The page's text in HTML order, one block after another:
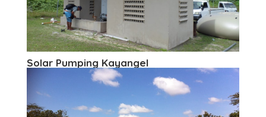
Solar Pumping Kayangel